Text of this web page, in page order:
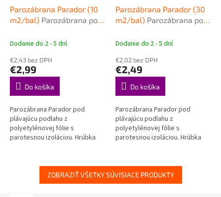
Parozábrana Parador (10
m2/bal) Parozábrana pod
Dodanie do 2 - 5 dní
€2,43 bez DPH
€2,99
Do košíka
Parozábrana Parador pod
plávajúcu podlahu z
polyetylénovej fólie s
parotesnou izoláciou. Hrúbka
Parozábrana Parador (30
m2/bal) Parozábrana pod
Dodanie do 2 - 5 dní
€2,02 bez DPH
€2,49
Do košíka
Parozábrana Parador pod
plávajúcu podlahu z
polyetylénovej fólie s
parotesnou izoláciou. Hrúbka
ZOBRAZIŤ VŠETKY SÚVISIACE PRODUKTY